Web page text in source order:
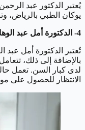
يُعتبر الدكتور عبد
يوكان الطبي بالرياض، وتبلغ رسوم الكشفية معه مبلغ 285
4- الدكتورة أمل عبد الوهاب:
تُعتبر الدكتورة أمل
بالإضافة إلى ذلك،
الانتظار للحصول على موعد